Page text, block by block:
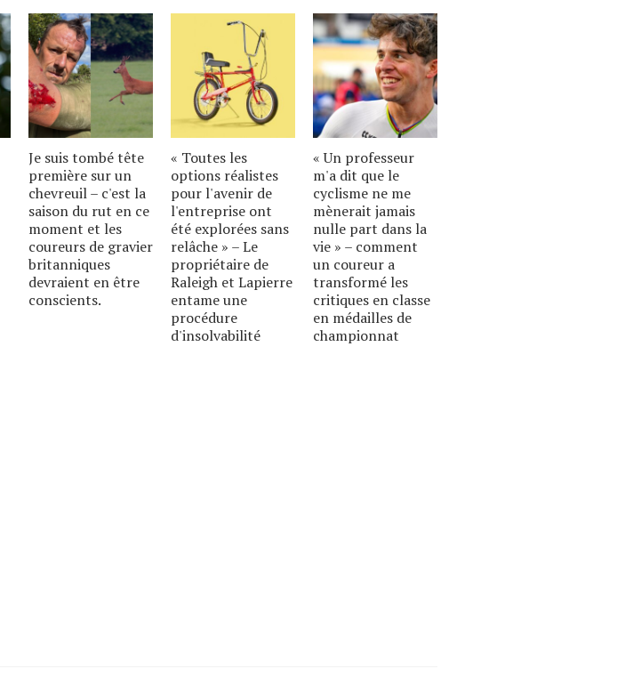
Je suis tombé tête
première sur un
chevreuil – c'est la
saison du rut en ce
moment et les
coureurs de gravier
britanniques
devraient en être
conscients.
« Toutes les
options réalistes
pour l'avenir de
l'entreprise ont
été explorées sans
relâche » – Le
propriétaire de
Raleigh et Lapierre
entame une
procédure
d'insolvabilité
« Un professeur
m'a dit que le
cyclisme ne me
mènerait jamais
nulle part dans la
vie » – comment
un coureur a
transformé les
critiques en classe
en médailles de
championnat